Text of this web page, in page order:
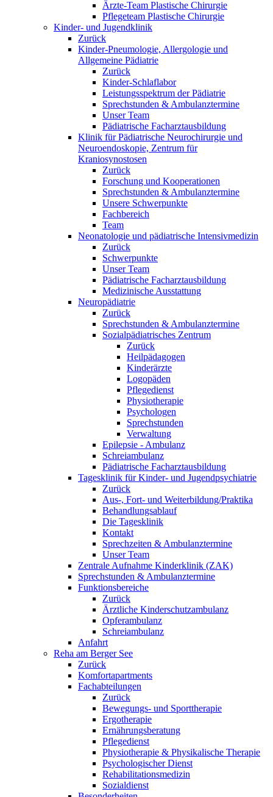
Ärzte-Team Plastische Chirurgie
Pflegeteam Plastische Chirurgie
Kinder- und Jugendklinik
Zurück
Kinder-Pneumologie, Allergologie und
Allgemeine Pädiatrie
Zurück
Kinder-Schlaflabor
Leistungsspektrum der Pädiatrie
Sprechstunden & Ambulanztermine
Unser Team
Pädiatrische Facharztausbildung
Klinik für Pädiatrische Neurochirurgie und
Neuroendoskopie, Zentrum für
Kraniosynostosen
Zurück
Forschung und Kooperationen
Sprechstunden & Ambulanztermine
Unsere Schwerpunkte
Fachbereich
Team
Neonatologie und pädiatrische Intensivmedizin
Zurück
Schwerpunkte
Unser Team
Pädiatrische Facharztausbildung
Medizinische Ausstattung
Neuropädiatrie
Zurück
Sprechstunden & Ambulanztermine
Sozialpädiatrisches Zentrum
Zurück
Heilpädagogen
Kinderärzte
Logopäden
Pflegedienst
Physiotherapie
Psychologen
Sprechstunden
Verwaltung
Epilepsie - Ambulanz
Schreiambulanz
Pädiatrische Facharztausbildung
Tagesklinik für Kinder- und Jugendpsychiatrie
Zurück
Aus-, Fort- und Weiterbildung/Praktika
Behandlungsablauf
Die Tagesklinik
Kontakt
Sprechzeiten & Ambulanztermine
Unser Team
Zentrale Aufnahme Kinderklinik (ZAK)
Sprechstunden & Ambulanztermine
Funktionsbereiche
Zurück
Ärztliche Kinderschutzambulanz
Opferambulanz
Schreiambulanz
Anfahrt
Reha am Berger See
Zurück
Komfortapartments
Fachabteilungen
Zurück
Bewegungs- und Sporttherapie
Ergotherapie
Ernährungsberatung
Pflegedienst
Physiotherapie & Physikalische Therapie
Psychologischer Dienst
Rehabilitationsmedizin
Sozialdienst